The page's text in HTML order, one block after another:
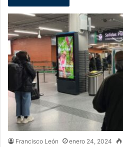
Francisco León enero 24, 2024